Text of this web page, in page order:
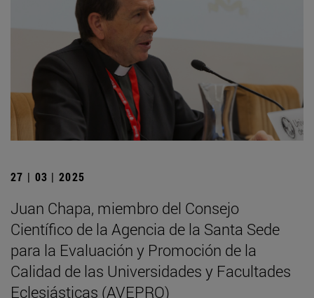
27 | 03 | 2025
Juan Chapa, miembro del Consejo
Científico de la Agencia de la Santa Sede
para la Evaluación y Promoción de la
Calidad de las Universidades y Facultades
Eclesiásticas (AVEPRO)